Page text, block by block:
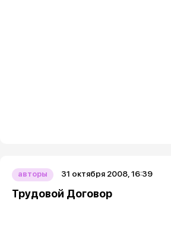
авторы 31 октября 2008, 16:39
Трудовой Договор